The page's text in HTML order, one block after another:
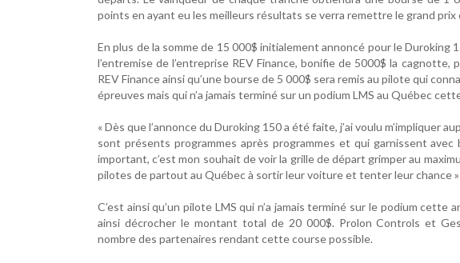
points en ayant eu les meilleurs résultats se verra remettre le grand prix
En plus de la somme de 15 000$ initialement annoncé pour le Duroking
l’entremise de l’entreprise REV Finance, bonifie de 5000$ la
REV Finance ainsi qu’une bourse de 5 000$ sera remis au pilote qui
épreuves mais qui n’a jamais terminé sur un podium LMS au Québec
« Dès que l’annonce du Duroking 150 a été faite, j’ai voulu m’impliquer
sont présents programmes après programmes et qui garnissent
important, c’est mon souhait de voir la grille de départ grimper au
pilotes de partout au Québec à sortir leur voiture et tenter leur chance
C’est ainsi qu’un pilote LMS qui n’a jamais terminé sur le podium
ainsi décrocher le montant total de 20 000$. Prolon Controls et
nombre des partenaires rendant cette course possible.